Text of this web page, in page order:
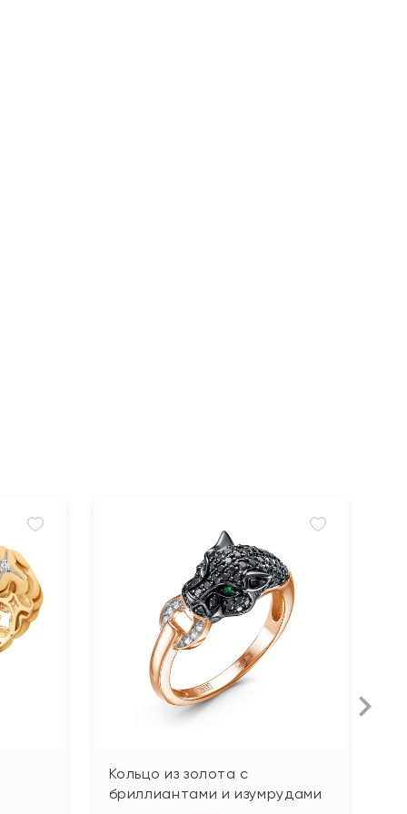
Кольцо из золота с
бриллиантами и изумрудами